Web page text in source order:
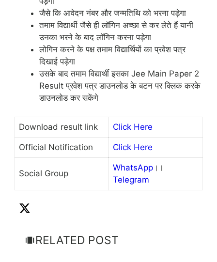
जैसे कि आवेदन नंबर और जन्मतिथि को भरना पड़ेगा
तमाम विद्यार्थी जैसे ही लॉगिन अच्छा से कर लेते हैं यानी
उनका भरने के बाद लॉगिन करना पड़ेगा
लोगिन करने के पक्ष तमाम विद्यार्थियों का प्रवेश पत्र
दिखाई पड़ेगा
उसके बाद तमाम विद्यार्थी इसका Jee Main Paper 2
Result प्रवेश पत्र डाउनलोड के बटन पर क्लिक करके
डाउनलोड कर सकेंगे
Download result link Click Here
Official Notification Click Here
Social Group
WhatsApp ।।
Telegram
RELATED POST